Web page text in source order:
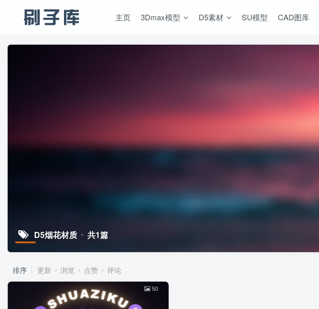
主页 3Dmax模型 D5素材 SU模型 CAD图库
D5烟花材质 共1篇
排序 更新 浏览 点赞 评论
50